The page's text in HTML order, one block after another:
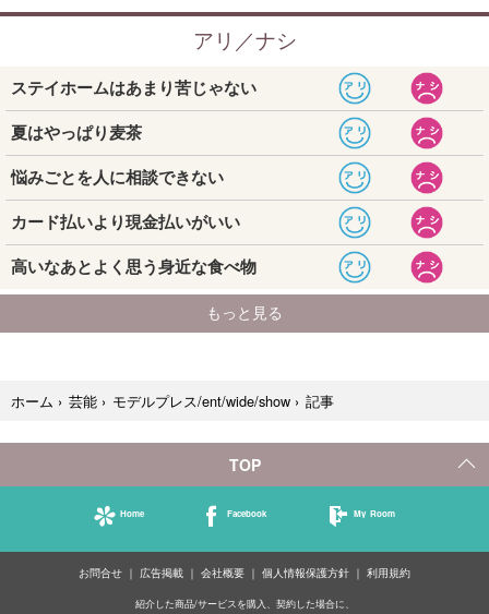
ホーム › 芸能 › モデルプレス/ent/wide/show › 記事
TOP
Home Facebook My Room
お問合せ 広告掲載 会社概要 個人情報保護方針 利用規約
紹介した商品/サービスを購入、契約した場合に、